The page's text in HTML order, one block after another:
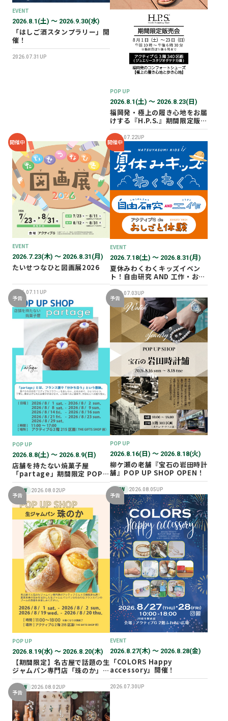
EVENT
2026.8.1(土) 〜 2026.9.30(水)
「はしご酒スタンプラリー」開
催！
2026.07.31UP
POP UP
2026.8.1(土) 〜 2026.8.23(日)
福岡発・極上の履き心地をお届
けする『H.P.S.』期間限定販売
会を開催✨
2026.07.22UP
開催中
EVENT
2026.7.23(木) 〜 2026.8.31(月)
たいせつなひと図画展2026
2026.07.11UP
開催中
EVENT
2026.7.18(土) 〜 2026.8.31(月)
夏休みわくわくキッズイベン
ト！自由研究 AND 工作・おし
ごと体験！
2026.07.03UP
予告
POP UP
2026.8.8(土) 〜 2026.8.9(日)
店舗を持たない焼菓子屋
「partage」期間限定 POP
UP SHOP オープン！
NEW 2026.08.02UP
予告
POP UP
2026.8.16(日) 〜 2026.8.18(火)
柳ケ瀬の老舗『宝石の岩田時計
舗』POP UP SHOP OPEN！
NEW 2026.08.05UP
予告
POP UP
2026.8.19(水) 〜 2026.8.20(木)
【期間限定】名古屋で話題の生
ジャムパン専門店「珠のか」
POP UP SHOP
NEW 2026.08.02UP
予告
EVENT
2026.8.27(木) 〜 2026.8.28(金)
「COLORS Happy
accessory」開催！
2026.07.30UP
予告